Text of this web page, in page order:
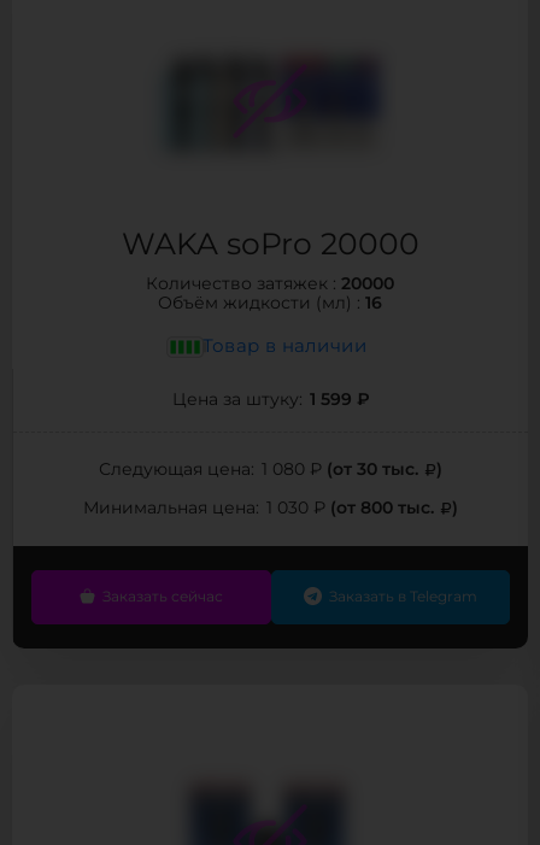
WAKA soPro 20000
Количество затяжек : 20000
Объём жидкости (мл) : 16
Товар в наличии
Цена за штуку: 1 599 ₽
Следующая цена: 1 080 ₽ (от 30 тыс. )
Минимальная цена: 1 030 ₽ (от 800 тыс. )
Заказать сейчас Заказать в Telegram